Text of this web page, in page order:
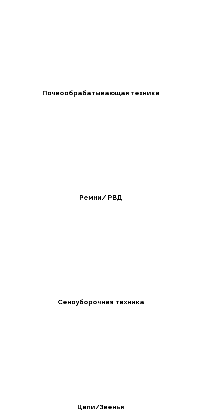
Почвообрабатывающая техника
Ремни/ РВД
Сеноуборочная техника
Цепи/Звенья